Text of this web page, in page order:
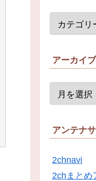
アーカイブ
アンテナ
2chnavi
2chまとめ